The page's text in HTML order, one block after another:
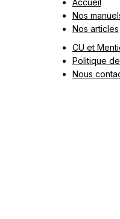
Accueil
Nos
Nos articles
CU et
Politique
Nous